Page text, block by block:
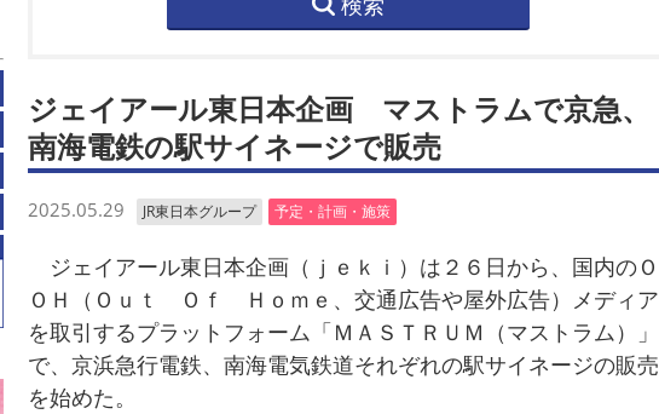
検索
ジェイアール東日本企画 マストラムで京急、
南海電鉄の駅サイネージで販売
2025.05.29 JR東日本グループ 予定・計画・施策
ジェイアール東日本企画（ｊｅｋｉ）は２６日から、国内のＯ
ＯＨ（Ｏｕｔ Ｏｆ Ｈｏｍｅ、交通広告や屋外広告）メディア
を取引するプラットフォーム「ＭＡＳＴＲＵＭ（マストラム）」
で、京浜急行電鉄、南海電気鉄道それぞれの駅サイネージの販売
を始めた。